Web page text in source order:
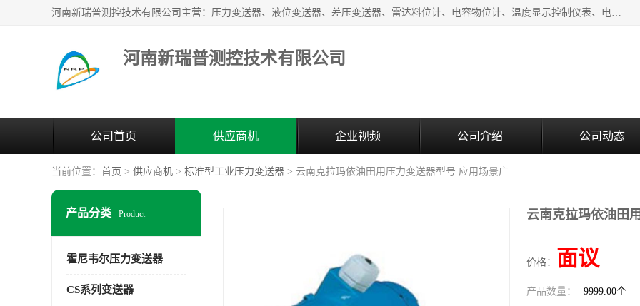
河南新瑞普测控技术有限公司主营：压力变送器、液位变送器、差压变送器、雷达料位计、电容物位计、温度显示控制仪表、电量变送器、流量计、工业自动化系统成套设备。
河南新瑞普测控技术有限公司
公司首页 供应商机 企业视频 公司介绍 公司动态
当前位置： 首页 > 供应商机 > 标准型工业压力变送器 > 云南克拉玛依油田用压力变送器型号 应用场景广
产品分类 Product
霍尼韦尔压力变送器
CS系列变送器
云南克拉玛依油田
价格： 面议
产品数量： 9999.00个